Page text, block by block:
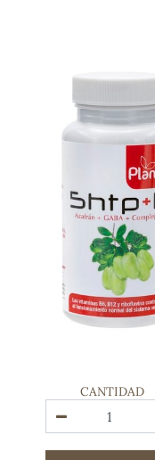
Ácidos Grasos
Depurativos
Bienestar
Memoria
Hierro
Deporte
Digestivos
Circulatorio,
Superalimentos
Proteína
Energía
COSMÉTICA E
Cremas,
Hombre
CANTIDAD